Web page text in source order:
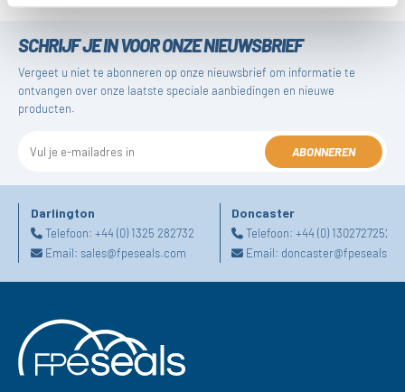
SCHRIJF JE IN VOOR ONZE NIEUWSBRIEF
Vergeet u niet te abonneren op onze nieuwsbrief om informatie te
ontvangen over onze laatste speciale aanbiedingen en nieuwe
producten.
ABONNEREN
Darlington
Telefoon: +44 (0) 1325 282732
Email: sales@fpeseals.com
Doncaster
Telefoon:+44 (0) 1302727252
Email: